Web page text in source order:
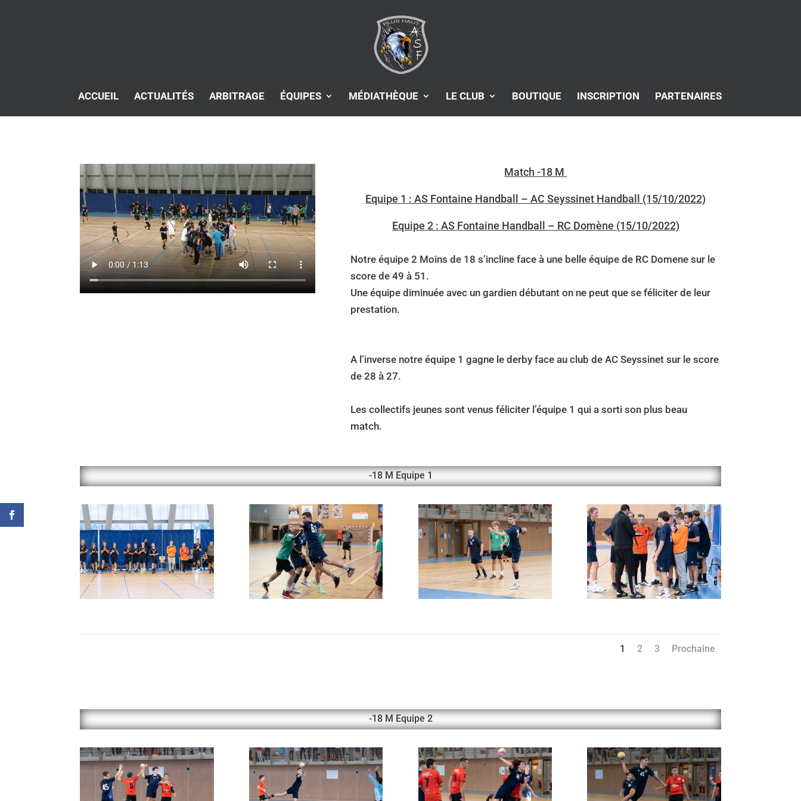
ACCUEIL ACTUALITÉS ARBITRAGE ÉQUIPES MÉDIATHÈQUE LE CLUB BOUTIQUE INSCRIPTION PARTENAIRES
Match -18 M
Equipe 1 : AS Fontaine Handball – AC Seyssinet Handball (15/10/2022)
Equipe 2 : AS Fontaine Handball – RC Domène (15/10/2022)
Notre équipe 2 Moins de 18 s’incline face à une belle équipe de RC Domene sur le
score de 49 à 51.
Une équipe diminuée avec un gardien débutant on ne peut que se féliciter de leur
prestation.
A l’inverse notre équipe 1 gagne le derby face au club de AC Seyssinet sur le score
de 28 à 27.
Les collectifs jeunes sont venus féliciter l’équipe 1 qui a sorti son plus beau
match.
-18 M Equipe 1
1 2 3 Prochaine
-18 M Equipe 2